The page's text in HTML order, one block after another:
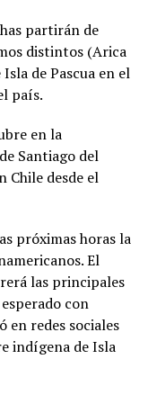
partirán de
distintos (Arica
de Pascua en el
país.
en la
Santiago del
Chile desde el
próximas horas la
El
las principales
con
en redes sociales
indígena de Isla